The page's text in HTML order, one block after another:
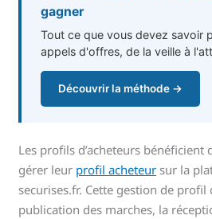
gagner
Tout ce que vous devez savoir
appels d'offres, de la veille à
Découvrir la méthode →
Les profils d’acheteurs bénéficient
gérer leur profil acheteur sur la
securises.fr. Cette gestion de
publication des marches, la